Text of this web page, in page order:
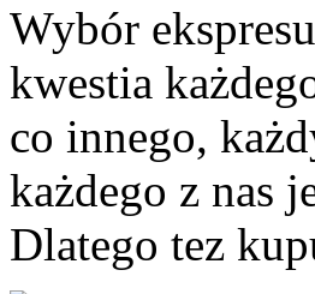
Wybór
kwestia
co innego,
każdego z nas
Dlatego tez